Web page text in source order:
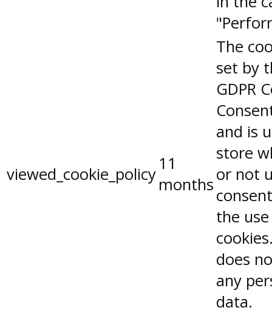
viewed_cookie_policy
11
months
The
set by
GDPR
and is
store
or not
the
does
any
data.